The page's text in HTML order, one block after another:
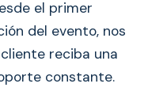
el primer
del evento, nos
reciba una
constante.